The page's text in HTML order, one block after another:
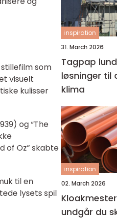
som
visuelt
kulisser
og “The
of Oz” skabte
til en
lysets spil
inspiration
31. March 2026
Tagpap lund holdbare
løsninger til
klima
inspiration
02. March 2026
undgår du